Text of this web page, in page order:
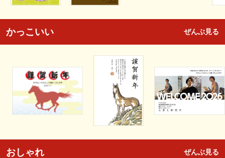
かっこいい ぜんぶ見る
おしゃれ ぜんぶ見る